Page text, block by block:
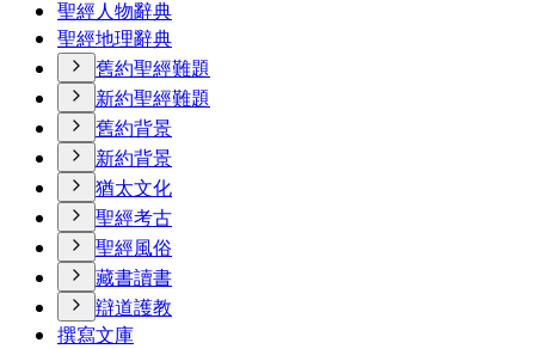
聖經人物辭典
聖經地理辭典
舊約聖經難題
新約聖經難題
舊約背景
新約背景
猶太文化
聖經考古
聖經風俗
藏書讀書
辯道護教
撰寫文庫